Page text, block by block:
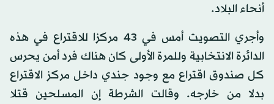
أنحاء البلاد.
وأجري التصويت أمس في 43 مركزا للاقتراع في هذه
الدائرة الانتخابية وللمرة الأولى كان هناك فرد أمن يحرس
كل صندوق اقتراع مع وجود جندي داخل مركز الاقتراع
بدلا من خارجه. وقالت الشرطة إن المسلحين قتلا